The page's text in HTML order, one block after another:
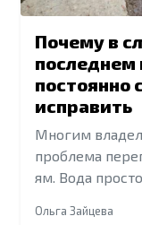
Почему в
последнем
постоянно
исправить
Многим
проблема
ям. Вода
Ольга Зайцева